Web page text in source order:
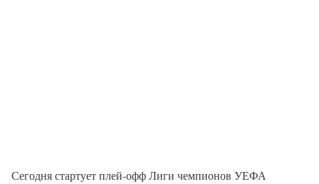
Сегодня стартует плей-офф Лиги чемпионов УЕФА